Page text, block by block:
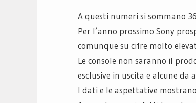
A questi numeri si sommano
Per l’anno prossimo Sony
comunque su cifre molto
Le console non saranno il
esclusive in uscita e alcune da
I dati e le aspettative